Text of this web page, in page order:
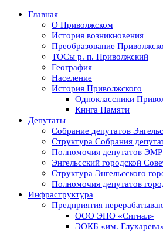
Главная
О Приволжском
История возникновения
Преобразование
ТОСы р. п. Приволжский
География
Население
История Приволжского
Одноклассники
Книга Памяти
Депутаты
Собрание депутатов
Структура Собрания
Полномочия депутатов ЭМР
Энгельсский городской
Структура Энгельсского
Полномочия депутатов
Инфраструктура
Предприятия
ООО ЭПО «Сигнал»
ЭОКБ «им.